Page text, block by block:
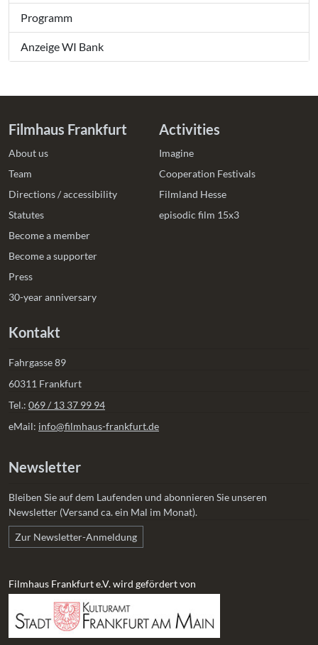
Programm
Anzeige WI Bank
Filmhaus Frankfurt
About us
Team
Directions / accessibility
Statutes
Become a member
Become a supporter
Press
30-year anniversary
Activities
Imagine
Cooperation Festivals
Filmland Hesse
episodic film 15x3
Kontakt
Fahrgasse 89
60311 Frankfurt
Tel.: 069 / 13 37 99 94
eMail: info@filmhaus-frankfurt.de
Newsletter
Bleiben Sie auf dem Laufenden und abonnieren Sie unseren
Newsletter (Versand ca. ein Mal im Monat).
Zur Newsletter-Anmeldung
Filmhaus Frankfurt e.V. wird gefördert von